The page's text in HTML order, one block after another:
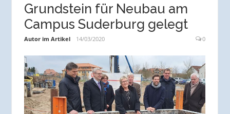
Grundstein für Neubau am
Campus Suderburg gelegt
Autor im Artikel 14/03/2020 0